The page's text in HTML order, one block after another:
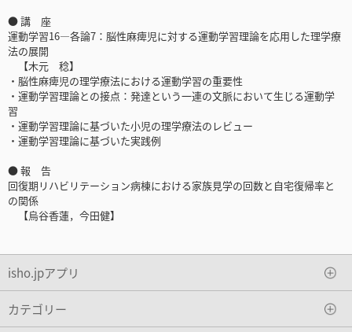
● 講 座
運動学習16―各論7：脳性麻痺児に対する運動学習理論を応用した理学療
法の展開
【木元 稔】
・脳性麻痺児の理学療法における運動学習の重要性
・運動学習理論との接点：発達という一連の文脈において生じる運動学
習
・運動学習理論に基づいた小児の理学療法のレビュー
・運動学習理論に基づいた実践例
● 報 告
回復期リハビリテーション病棟における家族見学の回数と自宅復帰率と
の関係
【烏谷香蓮，今田健】
isho.jpアプリ
カテゴリー